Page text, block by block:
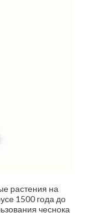
растения на
1500 года до
чеснока